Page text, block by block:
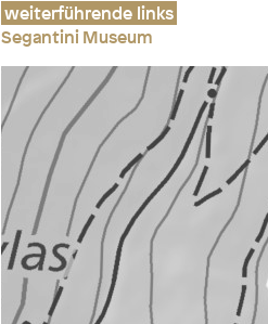
weiterführende links
Segantini Museum